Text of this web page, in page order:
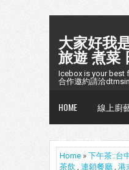
大家好我
旅遊 煮菜
Icebox is your best
合作邀約請洽
HOME 線上廚
懶人包台灣
Home » 下午茶::台
茶飲 , 連鎖餐廳 , 港